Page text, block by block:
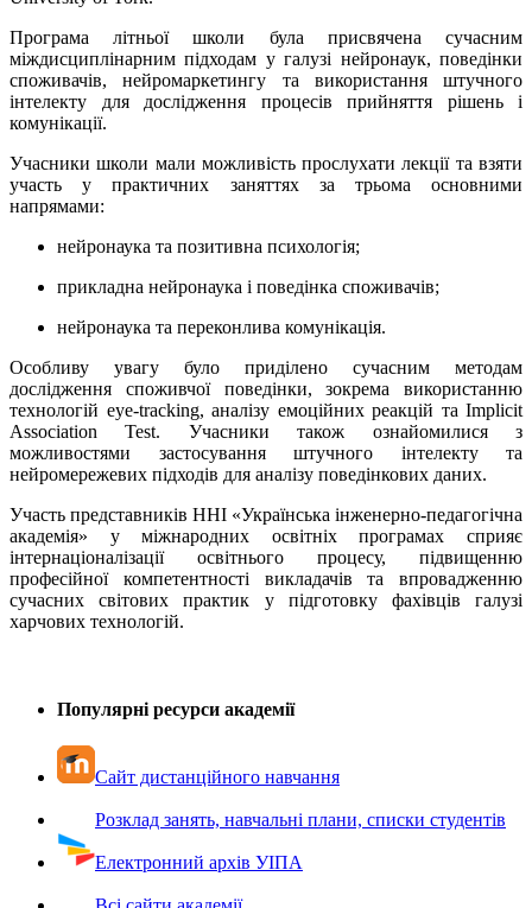
Програма літньої школи була присвячена сучасним
міждисциплінарним підходам у галузі нейронаук, поведінки
споживачів, нейромаркетингу та використання штучного
інтелекту для дослідження процесів прийняття рішень і
комунікації.
Учасники школи мали можливість прослухати лекції та взяти
участь у практичних заняттях за трьома основними
напрямами:
нейронаука та позитивна психологія;
прикладна нейронаука і поведінка споживачів;
нейронаука та переконлива комунікація.
Особливу увагу було приділено сучасним методам
дослідження споживчої поведінки, зокрема використанню
технологій eye-tracking, аналізу емоційних реакцій та Implicit
Association Test. Учасники також ознайомилися з
можливостями застосування штучного інтелекту та
нейромережевих підходів для аналізу поведінкових даних.
Участь представників ННІ «Українська інженерно-педагогічна
академія» у міжнародних освітніх програмах сприяє
інтернаціоналізації освітнього процесу, підвищенню
професійної компетентності викладачів та впровадженню
сучасних світових практик у підготовку фахівців галузі
харчових технологій.
Популярні ресурси академії
Сайт дистанційного навчання
Розклад занять, навчальні плани, списки студентів
Електронний архів УІПА